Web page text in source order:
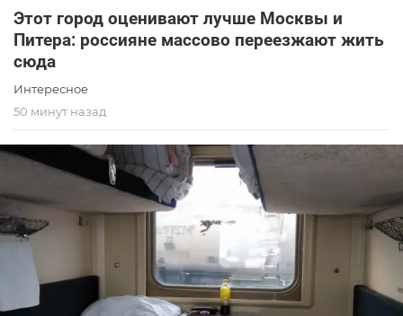
Этот город оценивают лучше Москвы и
Питера: россияне массово переезжают жить
сюда
Интересное
50 минут назад